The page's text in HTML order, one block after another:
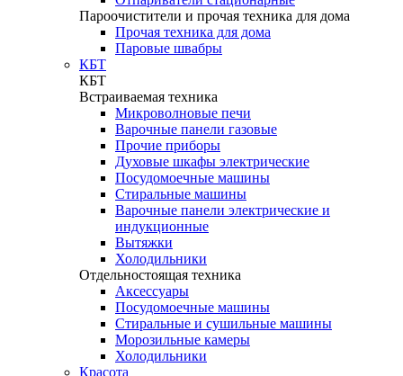
Пароочистители и прочая техника для дома
Прочая техника для дома
Паровые швабры
КБТ
КБТ
Встраиваемая техника
Микроволновые печи
Варочные панели газовые
Прочие приборы
Духовые шкафы электрические
Посудомоечные машины
Стиральные машины
Варочные панели электрические и
индукционные
Вытяжки
Холодильники
Отдельностоящая техника
Аксессуары
Посудомоечные машины
Стиральные и сушильные машины
Морозильные камеры
Холодильники
Красота